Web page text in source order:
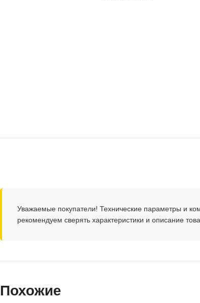
Уважаемые покупатели! Технические параметры и
рекомендуем сверять характеристики и описание
Похожие